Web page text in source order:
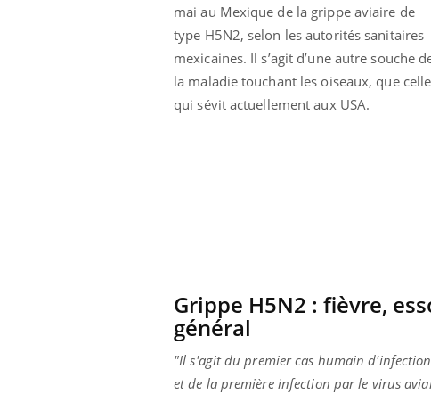
mai au Mexique de la grippe aviaire de
type H5N2, selon les autorités sanitaires
mexicaines. Il s’agit d’une autre souche
la maladie touchant les oiseaux, que celle
qui sévit actuellement aux USA.
Grippe H5N2 : fièvre,
général
"Il s'agit du premier cas humain
et de la première infection par le virus
Il y a des sujets qui sont faciles à aborder...
d'autres non ! D'un côté, poser des
questions sur la maladie d'un proche c'est
Fatigue,
même
...